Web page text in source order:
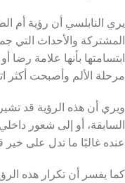
يري النابلسي أن رؤية أم
المشتركة والأحداث التي
ابتسامتها بأنها علامة رضا
مرحلة الألم وأصبحت أكثر
ويري أن هذه الرؤية قد
السابقة، أو إلى شعور
عنده غالبًا ما تدل على خير
كما يفسر أن تكرار هذه